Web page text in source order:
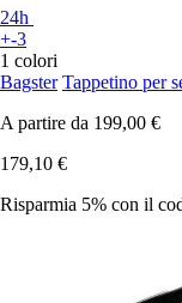
24h
+-3
1 colori
Bagster Tappetino per
A partire da 199,00 €
179,10 €
Risparmia 5% con il